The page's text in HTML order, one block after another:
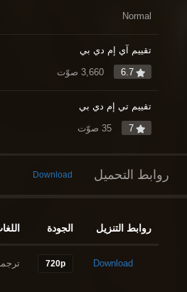
Normal
تقييم آي إم دي بي
6.7
تقييم تي إم دي بي
7
روابط التحميل Download
روابط التنزيل الجودة
Download
720p